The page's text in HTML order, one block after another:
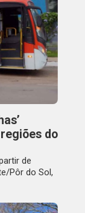
do
de
Pôr do Sol,